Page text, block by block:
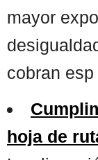
mayor
cobran esp
hoja de